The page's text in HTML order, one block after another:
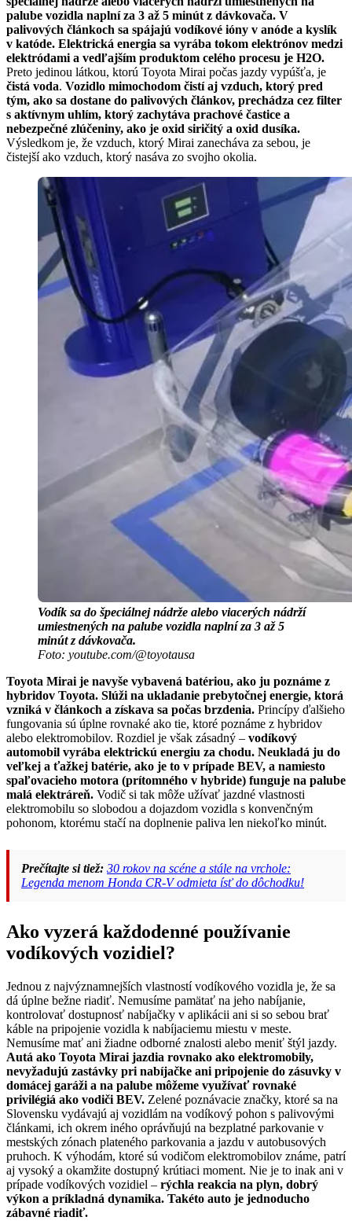
palube vozidla naplní za 3 až 5 minút z dávkovača. V
palivových článkoch sa spájajú vodíkové ióny v anóde a kyslík
v katóde. Elektrická energia sa vyrába tokom elektrónov medzi
elektródami a vedľajším produktom celého procesu je H2O.
Preto jedinou látkou, ktorú Toyota Mirai počas jazdy vypúšťa, je
čistá voda. Vozidlo mimochodom čistí aj vzduch, ktorý pred
tým, ako sa dostane do palivových článkov, prechádza cez filter
s aktívnym uhlím, ktorý zachytáva prachové častice a
nebezpečné zlúčeniny, ako je oxid siričitý a oxid dusíka.
Výsledkom je, že vzduch, ktorý Mirai zanecháva za sebou, je
čistejší ako vzduch, ktorý nasáva zo svojho okolia.
Vodík sa do špeciálnej nádrže alebo viacerých nádrží
umiestnených na palube vozidla naplní za 3 až 5
minút z dávkovača.
Foto: youtube.com/@toyotausa
Toyota Mirai je navyše vybavená batériou, ako ju poznáme z
hybridov Toyota. Slúži na ukladanie prebytočnej energie, ktorá
vzniká v článkoch a získava sa počas brzdenia. Princípy ďalšieho
fungovania sú úplne rovnaké ako tie, ktoré poznáme z hybridov
alebo elektromobilov. Rozdiel je však zásadný – vodíkový
automobil vyrába elektrickú energiu za chodu. Neukladá ju do
veľkej a ťažkej batérie, ako je to v prípade BEV, a namiesto
spaľovacieho motora (prítomného v hybride) funguje na palube
malá elektráreň. Vodič si tak môže užívať jazdné vlastnosti
elektromobilu so slobodou a dojazdom vozidla s konvenčným
pohonom, ktorému stačí na doplnenie paliva len niekoľko minút.
Prečítajte si tiež: 30 rokov na scéne a stále na vrchole:
Legenda menom Honda CR-V odmieta ísť do dôchodku!
Ako vyzerá každodenné používanie
vodíkových vozidiel?
Jednou z najvýznamnejších vlastností vodíkového vozidla je, že sa
dá úplne bežne riadiť. Nemusíme pamätať na jeho nabíjanie,
kontrolovať dostupnosť nabíjačky v aplikácii ani si so sebou brať
káble na pripojenie vozidla k nabíjaciemu miestu v meste.
Nemusíme mať ani žiadne odborné znalosti alebo meniť štýl jazdy.
Autá ako Toyota Mirai jazdia rovnako ako elektromobily,
nevyžadujú zastávky pri nabíjačke ani pripojenie do zásuvky v
domácej garáži a na palube môžeme využívať rovnaké
privilégiá ako vodiči BEV. Zelené poznávacie značky, ktoré sa na
Slovensku vydávajú aj vozidlám na vodíkový pohon s palivovými
článkami, ich okrem iného oprávňujú na bezplatné parkovanie v
mestských zónach plateného parkovania a jazdu v autobusových
pruhoch. K výhodám, ktoré sú vodičom elektromobilov známe, patrí
aj vysoký a okamžite dostupný krútiaci moment. Nie je to inak ani v
prípade vodíkových vozidiel – rýchla reakcia na plyn, dobrý
výkon a príkladná dynamika. Takéto auto je jednoducho
zábavné riadiť.